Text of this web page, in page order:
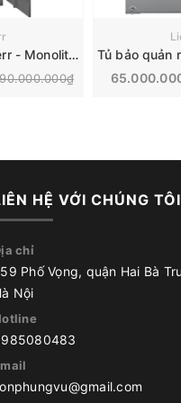
Tủ Lạnh âm Liebherr - Monolith | ERBh 9770
HỆ VỚI CHÚNG TÔI
chỉ
Phố Vọng, quận Hai Bà
Nội